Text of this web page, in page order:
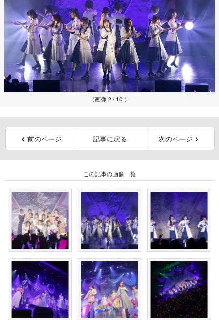
（画像 2 / 10 ）
前のページ 記事に戻る 次のページ
この記事の画像一覧